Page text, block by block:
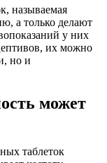
называемая
а только делают
у них
их можно
но и
может
таблеток